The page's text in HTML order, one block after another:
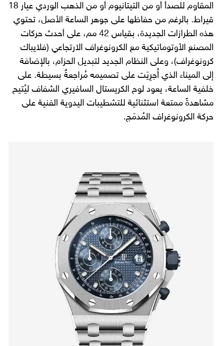
المقاوم للصدأ أو من التيتانيوم أو من الذهب الوردي عيار 18
قيراط. بالرغم من حفاظها على جوهر الساعة الأصل، تحتوي
هذه الطرازات الجديدة، بقياس 42 مم، على أحدث حركات
المصنع الأوتوماتيكية مع الكرونوغراف الارتجاعي (فلايباك
كرونوغراف)، وعلى النظام الجديد لتبديل الحزام، بالإضافة
إلى الميناء الذي أُجرِيَت على تصميمه مُراجعةٌ بسيطة. على
خلفية الساعة، يعود لوح الكريستال السافيري الشفاف ليُتيح
مشاهدةً ممتعة استثنائية للتشطيبات اليدوية الفنية على
حركة الكرونوغراف المُدمَج.